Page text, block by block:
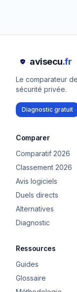
avisecu.fr
Le comparateur
sécurité privée.
Diagnostic gratuit
Comparer
Comparatif 2026
Classement 2026
Avis logiciels
Duels directs
Alternatives
Diagnostic
Ressources
Guides
Glossaire